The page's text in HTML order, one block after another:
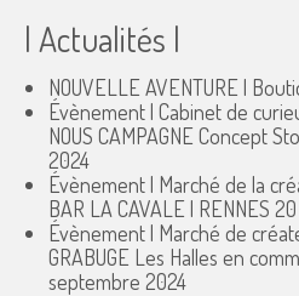
| Actualités |
NOUVELLE AVENTURE |
Évènement | Cabinet de
NOUS CAMPAGNE Concept
2024
Évènement | Marché de la
BAR LA CAVALE | RENNES
Évènement | Marché de
GRABUGE Les Halles en
septembre 2024